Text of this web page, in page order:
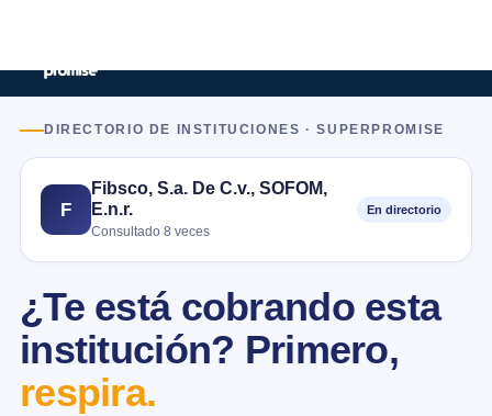
DIRECTORIO DE INSTITUCIONES · SUPERPROMISE
F
Fibsco, S.a. De C.v., SOFOM,
E.n.r.
Consultado 8 veces
En directorio
¿Te está cobrando esta
institución? Primero,
respira.